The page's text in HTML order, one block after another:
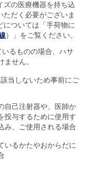
ズの医療機器を持ち込
ただく必要がございま
については「手荷物に
）」をご覧ください。
るものの場合、ハサ
せん。
当しないため事前にご
自己注射器や、医師か
投与するために使用す
み、ご使用される場合
いるかたやおからだに